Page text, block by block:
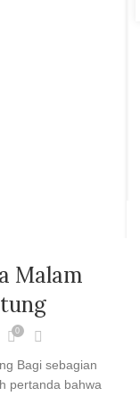
Malam
0
Bagi sebagian
pertanda bahwa